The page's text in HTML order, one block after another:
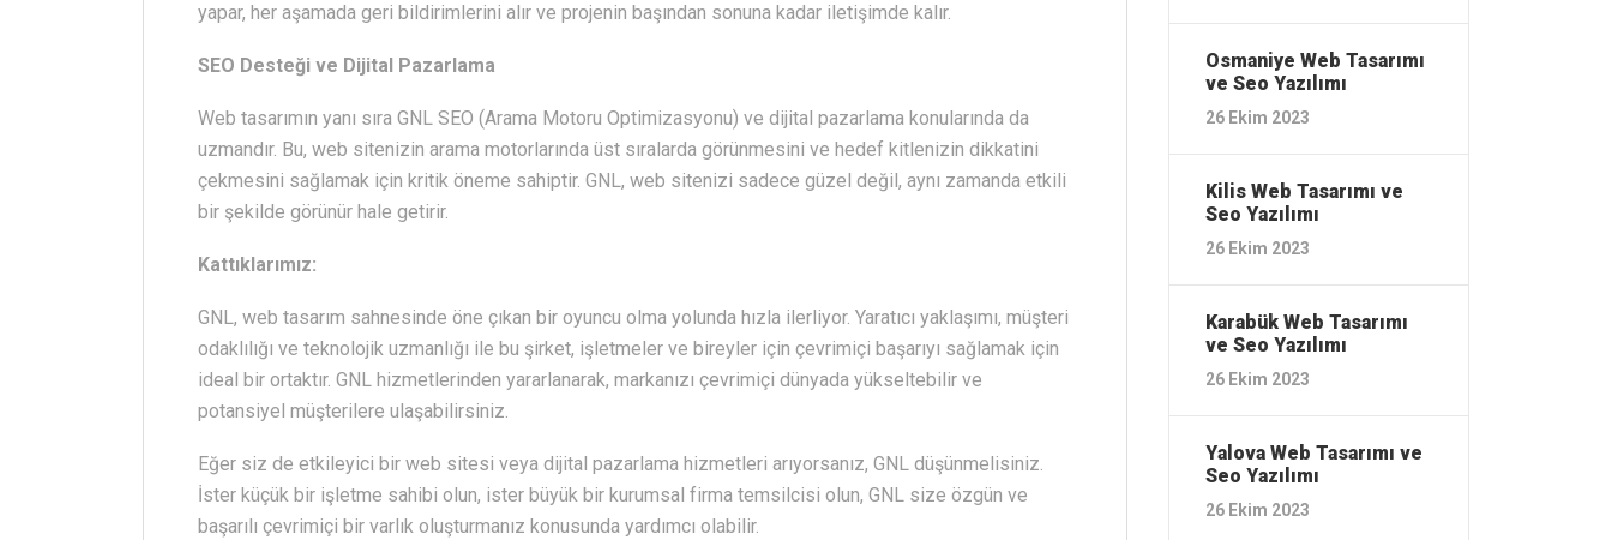
yapar, her aşamada geri bildirimlerini alır ve projenin başından sonuna kadar iletişimde kalır.
SEO Desteği ve Dijital Pazarlama
Web tasarımın yanı sıra GNL SEO (Arama Motoru Optimizasyonu) ve dijital pazarlama konularında da
uzmandır. Bu, web sitenizin arama motorlarında üst sıralarda görünmesini ve hedef kitlenizin dikkatini
çekmesini sağlamak için kritik öneme sahiptir. GNL, web sitenizi sadece güzel değil, aynı zamanda etkili
bir şekilde görünür hale getirir.
Kattıklarımız:
GNL, web tasarım sahnesinde öne çıkan bir oyuncu olma yolunda hızla ilerliyor. Yaratıcı yaklaşımı, müşteri
odaklılığı ve teknolojik uzmanlığı ile bu şirket, işletmeler ve bireyler için çevrimiçi başarıyı sağlamak için
ideal bir ortaktır. GNL hizmetlerinden yararlanarak, markanızı çevrimiçi dünyada yükseltebilir ve
potansiyel müşterilere ulaşabilirsiniz.
Eğer siz de etkileyici bir web sitesi veya dijital pazarlama hizmetleri arıyorsanız, GNL düşünmelisiniz.
İster küçük bir işletme sahibi olun, ister büyük bir kurumsal firma temsilcisi olun, GNL size özgün ve
başarılı çevrimiçi bir varlık oluşturmanız konusunda yardımcı olabilir.
Osmaniye ‎Web Tasarımı
ve Seo Yazılımı
26 Ekim 2023
Kilis ‎Web Tasarımı ve
Seo Yazılımı
26 Ekim 2023
Karabük ‎Web Tasarımı
ve Seo Yazılımı
26 Ekim 2023
Yalova ‎Web Tasarımı ve
Seo Yazılımı
26 Ekim 2023